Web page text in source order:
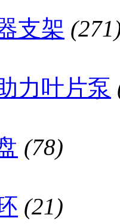
支架
力叶片泵
(78)
(21)